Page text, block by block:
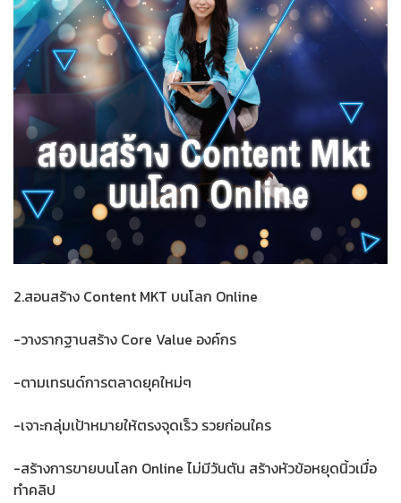
2.สอนสร้าง Content MKT บนโลก Online
-วางรากฐานสร้าง Core Value องค์กร
-ตามเทรนด์การตลาดยุคใหม่ๆ
-เจาะกลุ่มเป้าหมายให้ตรงจุดเร็ว รวยก่อนใคร
-สร้างการขายบนโลก Online ไม่มีวันตัน สร้างหัวข้อหยุดนิ้วเมื่อ
ทำคลิป